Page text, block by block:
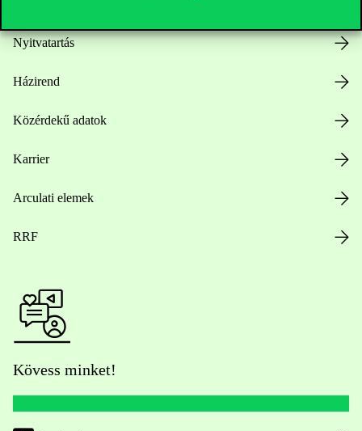
Nyitvatartás
Házirend
Közérdekű adatok
Karrier
Arculati elemek
RRF
Kövess minket!